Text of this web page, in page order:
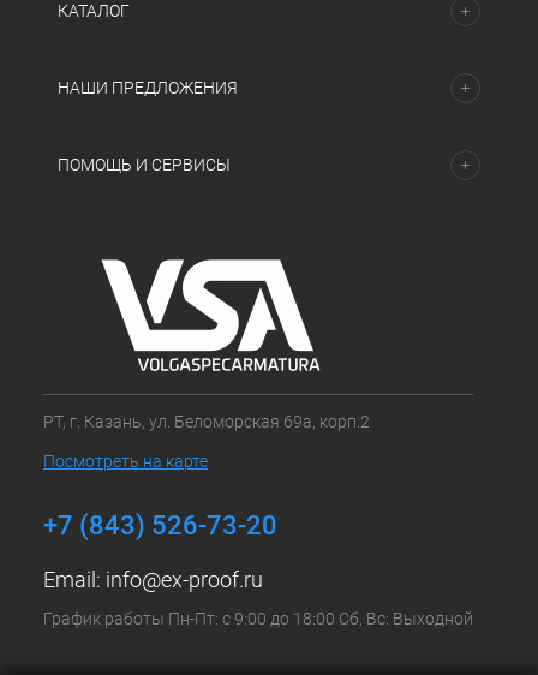
КАТАЛОГ
НАШИ ПРЕДЛОЖЕНИЯ
ПОМОЩЬ И СЕРВИСЫ
РТ, г. Казань, ул. Беломорская 69а, корп.2
Посмотреть на карте
+7 (843) 526-73-20
Email: info@ex-proof.ru
График работы Пн-Пт: с 9:00 до 18:00 Сб, Вс: Выходной